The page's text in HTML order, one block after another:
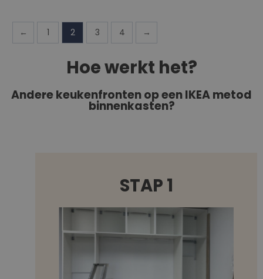
← 1 2 3 4 →
Hoe werkt het?
Andere keukenfronten op een IKEA metod
binnenkasten?
STAP 1